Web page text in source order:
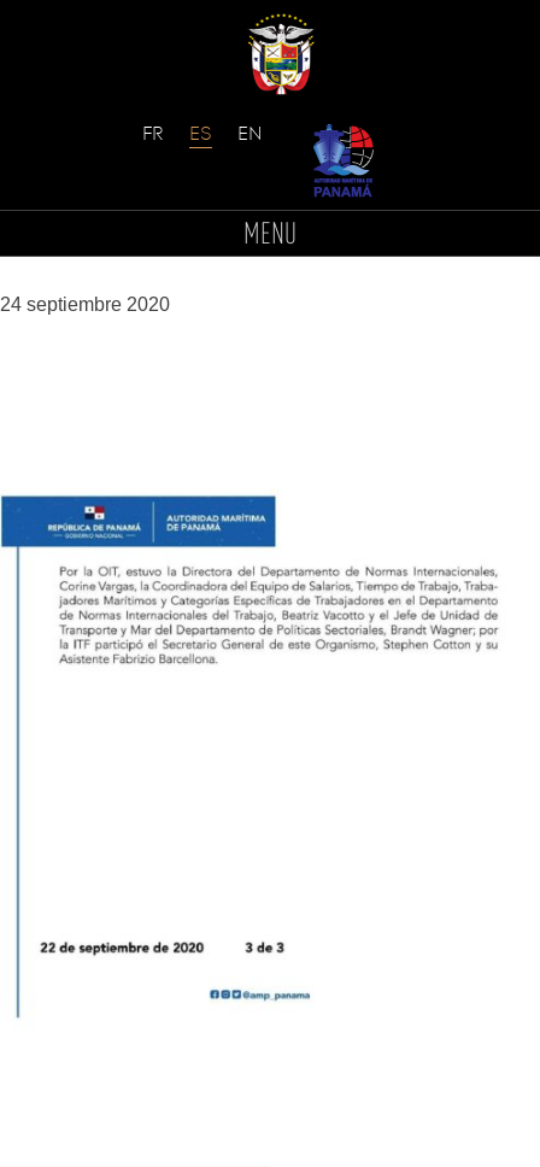
content
MENU
24 septiembre 2020